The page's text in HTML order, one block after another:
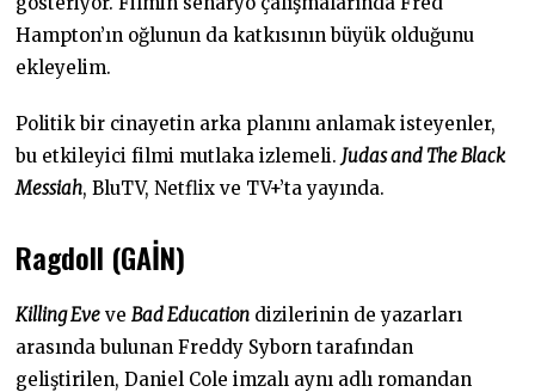
Hampton’ın oğlunun da katkısının büyük olduğunu
ekleyelim.
Politik bir cinayetin arka planını anlamak isteyenler,
bu etkileyici filmi mutlaka izlemeli. Judas and The Black
Messiah, BluTV, Netflix ve TV+’ta yayında.
Ragdoll (GAİN)
Killing Eve veBad Education dizilerinin de yazarları
arasında bulunan Freddy Syborn tarafından
geliştirilen, Daniel Cole imzalı aynı adlı romandan